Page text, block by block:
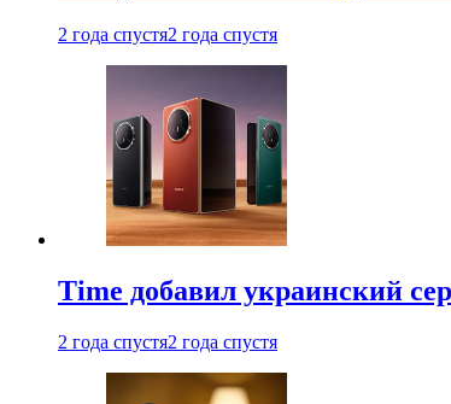
2 года спустя2 года спустя
Time добавил украинский
2 года спустя2 года спустя